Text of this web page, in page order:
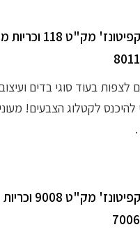
ריפודי קפיטונז'
לצפות בעוד סוגי בדים
להיכנס לקטלוג הצבעים!
ריפודי קפיטונז'